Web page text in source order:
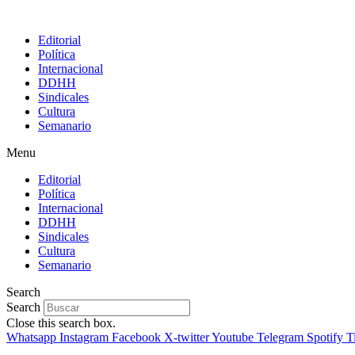
Editorial
Política
Internacional
DDHH
Sindicales
Cultura
Semanario
Menu
Editorial
Política
Internacional
DDHH
Sindicales
Cultura
Semanario
Search
Search
Close this search box.
Whatsapp Instagram Facebook X-twitterYoutube Telegram Spotify